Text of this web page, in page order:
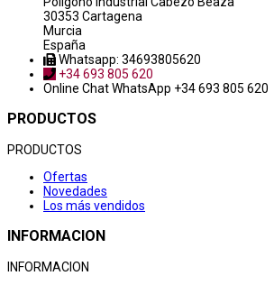
30353 Cartagena
Murcia
España
Whatsapp: 34693805620
+34 693 805 620
Online ChatWhatsApp +34 693 805 620
PRODUCTOS
PRODUCTOS
Ofertas
Novedades
Los más vendidos
INFORMACION
INFORMACION